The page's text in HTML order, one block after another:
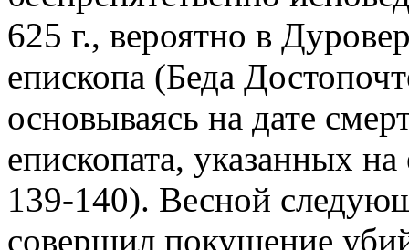
625 г., вероятно в
епископа (Беда
основываясь на дате
епископата, указанных
139-140). Весной
совершил покушение